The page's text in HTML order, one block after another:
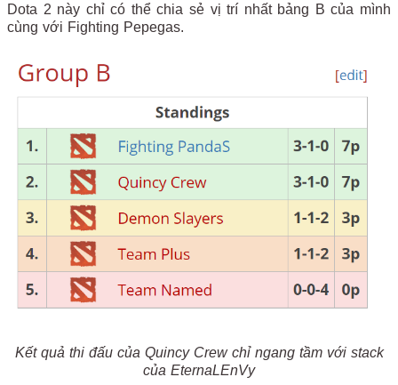
Dota 2 này chỉ có thể chia sẻ vị trí nhất bảng B của mình
cùng với Fighting Pepegas.
Kết quả thi đấu của Quincy Crew chỉ ngang tầm với stack
của EternaLEnVy